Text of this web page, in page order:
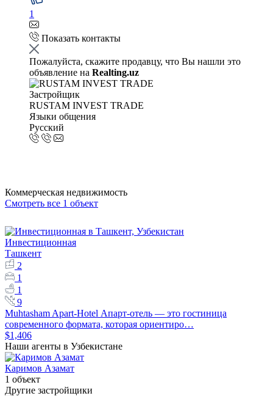
1
Показать контакты
Пожалуйста, скажите продавцу, что Вы нашли это
объявление на Realting.uz
Застройщик
RUSTAM INVEST TRADE
Языки общения
Русский
Коммерческая недвижимость
Смотреть все 1 объект
Инвестиционная
Ташкент
2
1
1
9
Muhtasham Apart-Hotel Апарт-отель — это гостиница
современного формата, которая ориентиро…
$1,406
Наши агенты в Узбекистане
Каримов Азамат
1 объект
Другие застройщики